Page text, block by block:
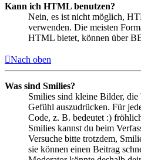
Kann ich HTML benutzen?
Nein, es ist nicht möglich,
verwenden. Die meisten
HTML bietet, können über
Nach oben
Was sind Smilies?
Smilies sind kleine Bilder,
Gefühl auszudrücken. Für
Code, z. B. bedeutet :)
Smilies kannst du beim
Versuche bitte trotzdem,
sie können einen Beitrag